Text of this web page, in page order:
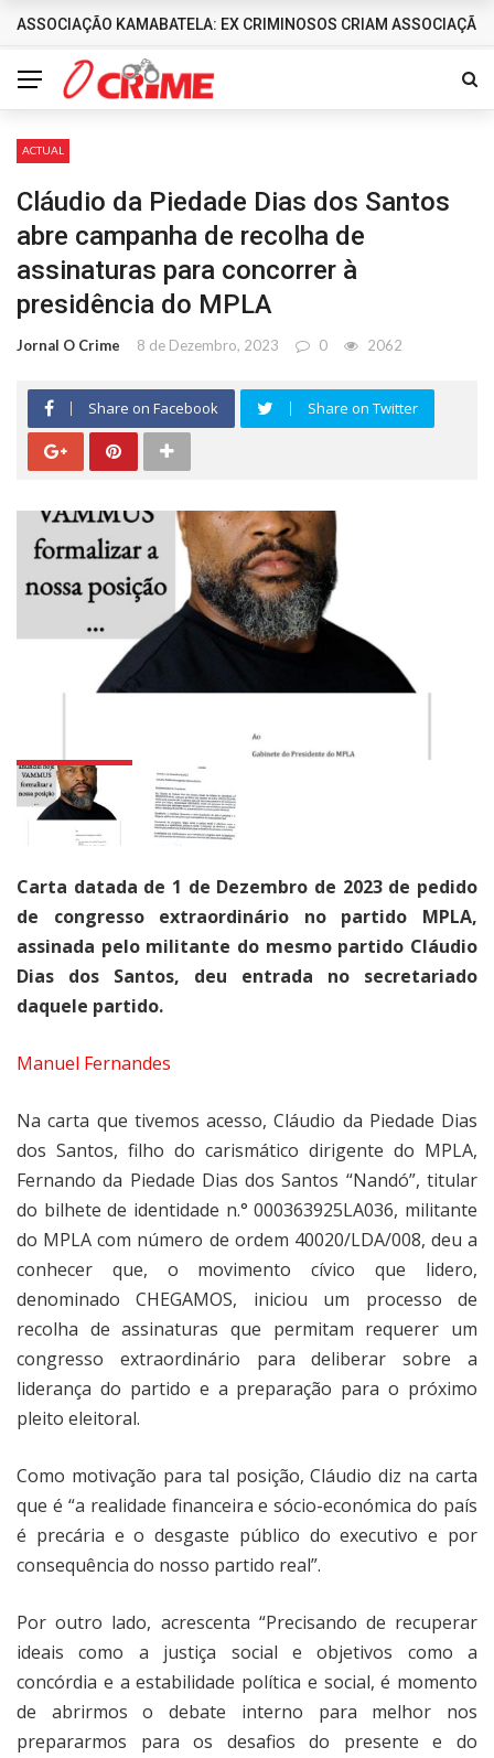
DESTAQUES
ASSOCIAÇÃO KAMABATELA: EX CRIMINOSOS CRIAM
ACTUAL
Cláudio da Piedade Dias dos Santos
abre campanha de recolha de
assinaturas para concorrer à
presidência do MPLA
Jornal O Crime 8 de Dezembro, 2023 0 2062
Share on Facebook Share on Twitter
Carta datada de 1 de Dezembro de 2023 de pedido
de congresso extraordinário no partido MPLA,
assinada pelo militante do mesmo partido Cláudio
Dias dos Santos, deu entrada no secretariado
daquele partido.
Manuel Fernandes
Na carta que tivemos acesso, Cláudio da Piedade Dias
dos Santos, filho do carismático dirigente do MPLA,
Fernando da Piedade Dias dos Santos “Nandó”, titular
do bilhete de identidade n.° 000363925LA036, militante
do MPLA com número de ordem 40020/LDA/008, deu a
conhecer que, o movimento cívico que lidero,
denominado CHEGAMOS, iniciou um processo de
recolha de assinaturas que permitam requerer um
congresso extraordinário para deliberar sobre a
liderança do partido e a preparação para o próximo
pleito eleitoral.
Como motivação para tal posição, Cláudio diz na carta
que é “a realidade financeira e sócio-económica do país
é precária e o desgaste público do executivo e por
consequência do nosso partido real”.
Por outro lado, acrescenta “Precisando de recuperar
ideais como a justiça social e objetivos como a
concórdia e a estabilidade política e social, é momento
de abrirmos o debate interno para melhor nos
prepararmos para os desafios do presente e do